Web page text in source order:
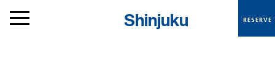
Shinjuku RESERVE